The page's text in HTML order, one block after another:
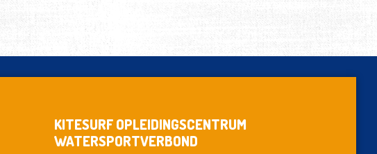
KITESURF OPLEIDINGSCENTRUM
WATERSPORTVERBOND